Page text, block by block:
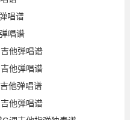
唱谱
唱谱
他弹唱谱
他弹唱谱
他弹唱谱
他弹唱谱